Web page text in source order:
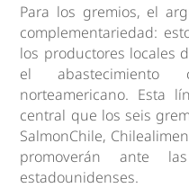
Para los gremios, el
complementariedad:
los productores locales
el abastecimiento
norteamericano. Esta
central que los seis
SalmonChile,
promoverán ante
estadounidenses.